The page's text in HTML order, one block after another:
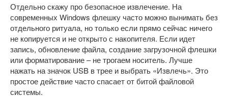
Отдельно скажу про безопасное извлечение. На
современных Windows флешку часто можно вынимать без
отдельного ритуала, но только если прямо сейчас ничего
не копируется и не открыто с накопителя. Если идет
запись, обновление файла, создание загрузочной флешки
или форматирование – не трогаем носитель. Лучше
нажать на значок USB в трее и выбрать «Извлечь». Это
простое действие часто спасает от битой файловой
системы.